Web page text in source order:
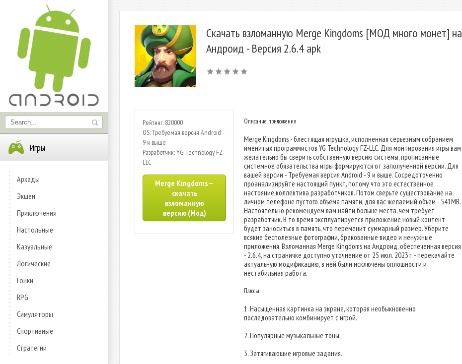
Игры
Аркады
Экшен
Приключения
Настольные
Казуальные
Логические
Гонки
RPG
Симуляторы
Спортивные
Стратегии
Скачать взломанную Merge Kingdoms [МОД много монет] на
Андроид - Версия 2.6.4 apk
Рейтинг: 820000
OS: Требуемая версия Android -
9 и выше
Разработчик: YG Technology FZ-
LLC
Merge Kingdoms —
скачать
взломанную
версию (Мод)
Описание приложения
Merge Kingdoms - блестящая игрушка, исполненная серьезным собранием
именитых программистов YG Technology FZ-LLC. Для монтирования игры вам
желательно бы сверить собственную версию системы, прописанные
системное обязательства игры формируются от заполученной версии. Для
вашей версии - Требуемая версия Android - 9 и выше. Сосредоточенно
проанализируйте настоящий пункт, потому что это естественное
настояние коллектива разработчиков. Потом сверьте существование на
личном телефоне пустого объема памяти, для вас желаемый объем - 541MB.
Настоятельно рекомендуем вам найти больше места, чем требует
разработчик. В то время эксплуатируется приложение новый контент
будет заноситься в память, что переменит суммарный размер. Уберите
всякие бесполезные фотографии, бракованные видео и ненужные
приложения. Взломанная Merge Kingdoms на Андроид, обеспеченная версия
- 2.6.4, на страничке доступно уточнение от 25 июл. 2023 г. - перекачайте
актуальную модификацию, в ней были исключены оплошности и
нестабильная работа.
Плюсы:
1. Насыщенная картинка на экране, которая необыкновенно
последовательно комбинирует с игрой.
2. Популярные музыкальные тоны.
3. Затягивающие игровые задания.